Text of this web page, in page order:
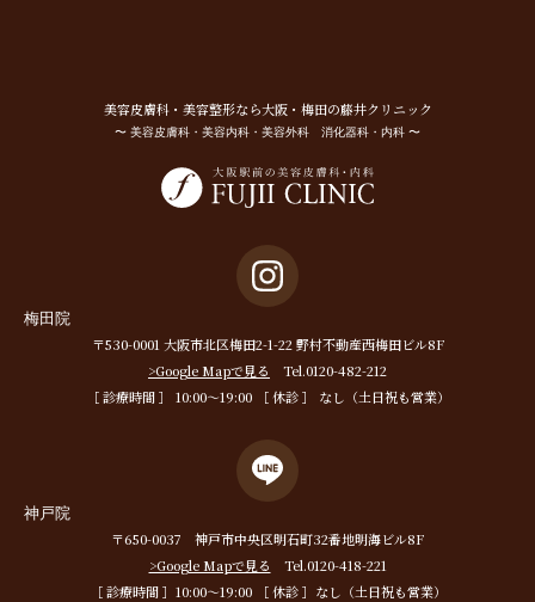
美容⽪膚科・美容整形なら⼤阪・梅⽥の藤井クリニック
〜 美容皮膚科・美容内科・美容外科 消化器科・内科 〜
梅田院
〒530-0001 大阪市北区梅田2-1-22 野村不動産西梅田ビル8F
>Google Mapで見る
Tel.0120-482-212
［ 診療時間 ］ 10:00〜19:00 ［ 休診 ］ なし（土日祝も営業）
神戸院
〒650-0037 神戸市中央区明石町32番地明海ビル8F
>Google Mapで見る
Tel.0120-418-221
［ 診療時間 ］10:00〜19:00 ［ 休診 ］なし（土日祝も営業）